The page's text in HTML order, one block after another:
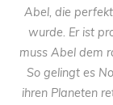
Abel, die
wurde. Er ist
muss Abel dem
So gelingt es
ihren Planeten